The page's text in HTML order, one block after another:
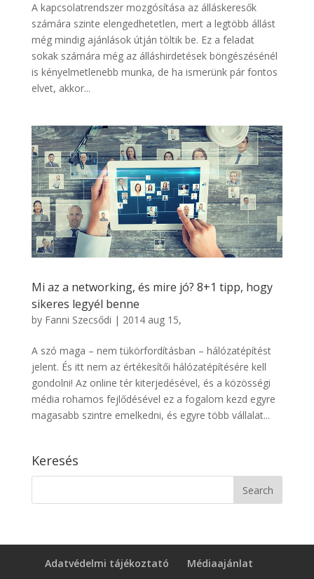
A kapcsolatrendszer mozgósítása az álláskeresők
számára szinte elengedhetetlen, mert a legtöbb állást
még mindig ajánlások útján töltik be. Ez a feladat
sokak számára még az álláshirdetések böngészésénél
is kényelmetlenebb munka, de ha ismerünk pár fontos
elvet, akkor...
Mi az a networking, és mire jó? 8+1 tipp, hogy
sikeres legyél benne
by Fanni Szecsődi | 2014 aug 15,
A szó maga – nem tükörfordításban – hálózatépítést
jelent. És itt nem az értékesítői hálózatépítésére kell
gondolni! Az online tér kiterjedésével, és a közösségi
média rohamos fejlődésével ez a fogalom kezd egyre
magasabb szintre emelkedni, és egyre több vállalat...
Keresés
Adatvédelmi tájékoztató Médiaajánlat